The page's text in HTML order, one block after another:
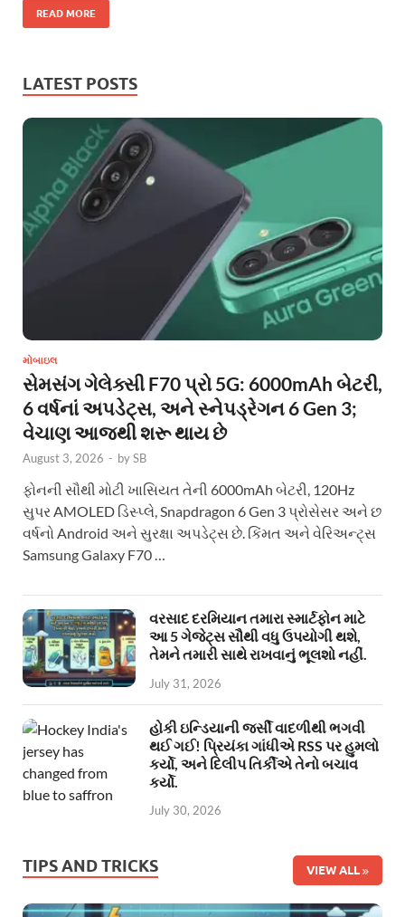
READ MORE
LATEST POSTS
મોબાઇલ
સેમસંગ ગેલેક્સી F70 પ્રો 5G: 6000mAh બેટરી,
6 વર્ષનાં અપડેટ્સ, અને સ્નેપડ્રેગન 6 Gen 3;
વેચાણ આજથી શરૂ થાય છે
August 3, 2026 - bySB
ફોનની સૌથી મોટી ખાસિયત તેની 6000mAh બેટરી, 120Hz
સુપર AMOLED ડિસ્પ્લે, Snapdragon 6 Gen 3 પ્રોસેસર અને છ
વર્ષનો Android અને સુરક્ષા અપડેટ્સ છે. કિંમત અને વેરિઅન્ટ્સ
Samsung Galaxy F70 …
વરસાદ દરમિયાન તમારા સ્માર્ટફોન માટે
આ 5 ગેજેટ્સ સૌથી વધુ ઉપયોગી થશે,
તેમને તમારી સાથે રાખવાનું ભૂલશો નહીં.
July 31, 2026
હોકી ઇન્ડિયાની જર્સી વાદળીથી ભગવી
થઈ ગઈ! પ્રિયંકા ગાંધીએ RSS પર હુમલો
કર્યો, અને દિલીપ તિર્કીએ તેનો બચાવ
કર્યો.
July 30, 2026
TIPS AND TRICKS VIEW ALL